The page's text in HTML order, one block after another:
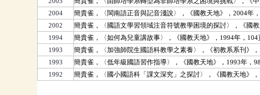
2004
簡貴雀，〈閩南語正音與記音淺說〉，《國教天地》，2004年，
2002
簡貴雀，〈國語文學習領域注音符號教學困境的探討〉，《國教
1994
簡貴雀，〈如何為兒童講故事〉，《國教天地》，1994年，104
1993
簡貴雀，〈加強師院生國語科教學之素養〉，《初教系系刊》，
1993
簡貴雀，〈低年級國語習作指導〉，《國教天地》，1993年，98
1992
簡貴雀，〈國小國語科「課文深究」之探討〉，《國教天地》，